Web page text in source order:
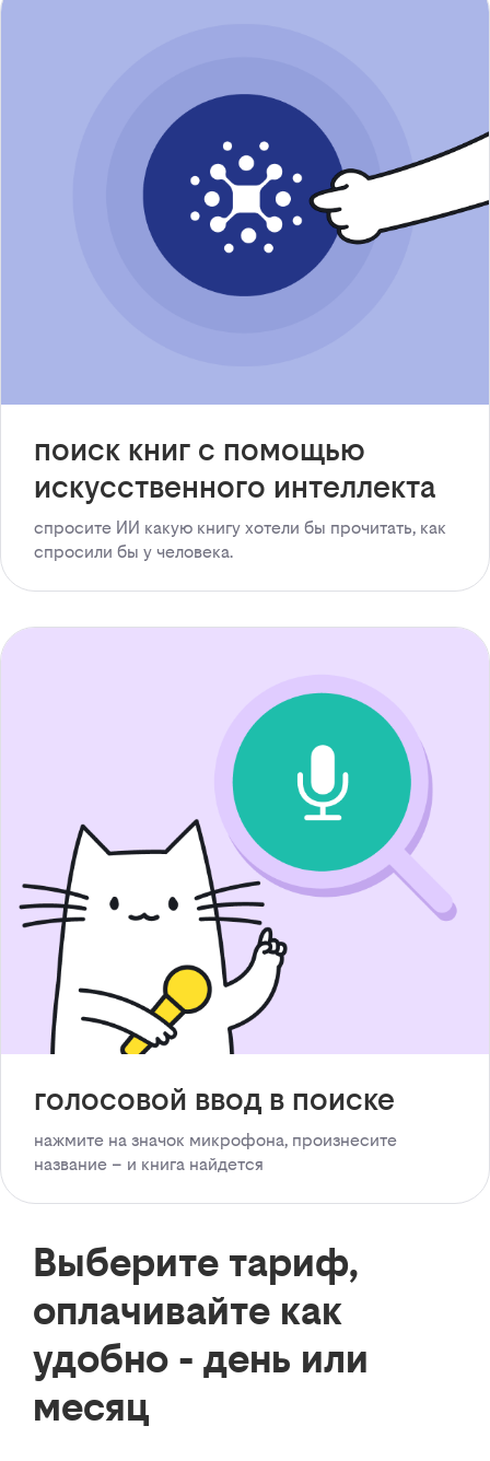
поиск книг с помощью
искусственного интеллекта
спросите ИИ какую книгу хотели бы прочитать, как
спросили бы у человека.
голосовой ввод в поиске
нажмите на значок микрофона, произнесите
название – и книга найдется
Выберите тариф,
оплачивайте как
удобно - день или
месяц